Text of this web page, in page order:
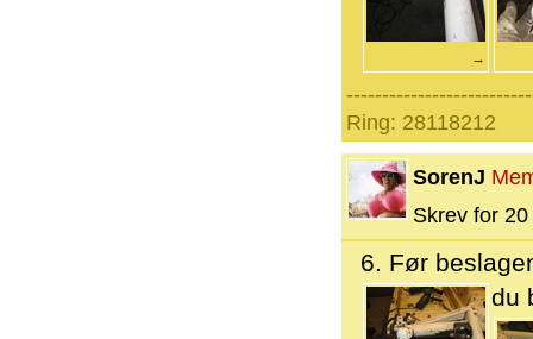
→
Ring: 28118212
SorenJ
Skrev for
6. Før
du